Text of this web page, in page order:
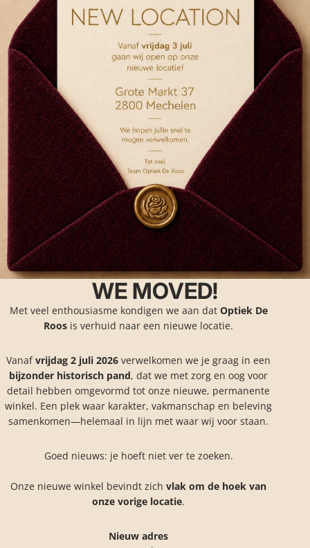
WE MOVED!
Met veel enthousiasme kondigen we aan dat Optiek De
Roos is verhuid naar een nieuwe locatie.
Vanafvrijdag 2 juli 2026 verwelkomen we je graag in een
bijzonder historisch pand, dat we met zorg en oog voor
detail hebben omgevormd tot onze nieuwe, permanente
winkel. Een plek waar karakter, vakmanschap en beleving
samenkomen—helemaal in lijn met waar wij voor staan.
Goed nieuws: je hoeft niet ver te zoeken.
Onze nieuwe winkel bevindt zich vlak om de hoek van
onze vorige locatie.
Nieuw adres